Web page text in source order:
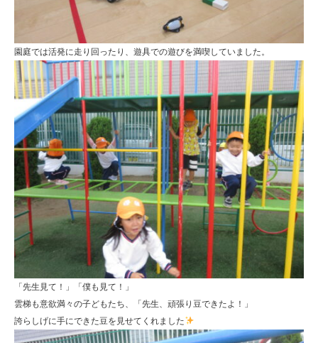
園庭では活発に走り回ったり、遊具での遊びを満喫していました。
「先生見て！」「僕も見て！」
雲梯も意欲満々の子どもたち、「先生、頑張り豆できたよ！」
誇らしげに手にできた豆を見せてくれました